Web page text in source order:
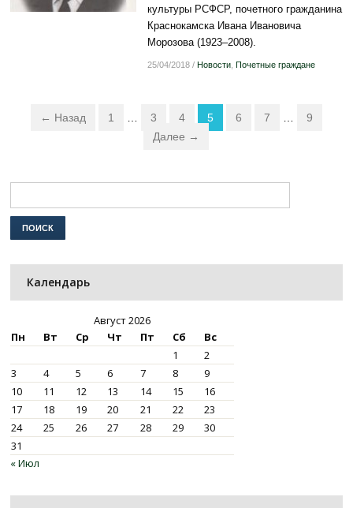
культуры РСФСР, почетного гражданина
Краснокамска Ивана Ивановича
Морозова (1923–2008).
25/04/2018/ Новости, Почетные граждане
← Назад 1 3 4 5 6 7
9
Далее →
Календарь
Август 2026
Пн
Вт Ср Чт Пт Сб
Вс
1
2
3
4 5 6 7 8
9
10
11 12 13 14 15
16
17
18 19 20 21 22
23
24
25 26 27 28 29
30
31
« Июл